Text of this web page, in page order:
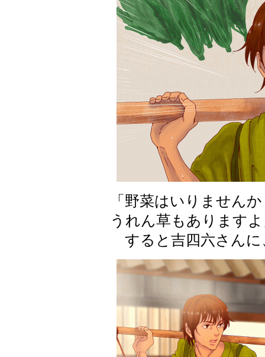
「野菜はいりません
うれん草もあります
すると吉四六さんに